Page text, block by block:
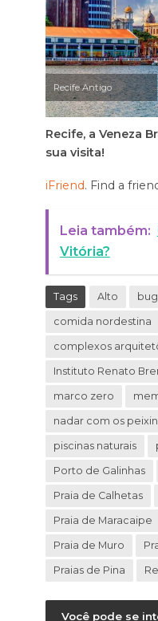
Recife Antigo
Recife, a Veneza
sua visita!
iFriend. Find a
Leia também:
Vitória?
Tags Alto
comida nordestina
complexos
Instituto Renato
marco zero
nadar com os
piscinas naturais
Porto de Galinhas
Praia de Calhetas
Praia de Maracaipe
Praia de Muro
Praias de Pina
Você pode se